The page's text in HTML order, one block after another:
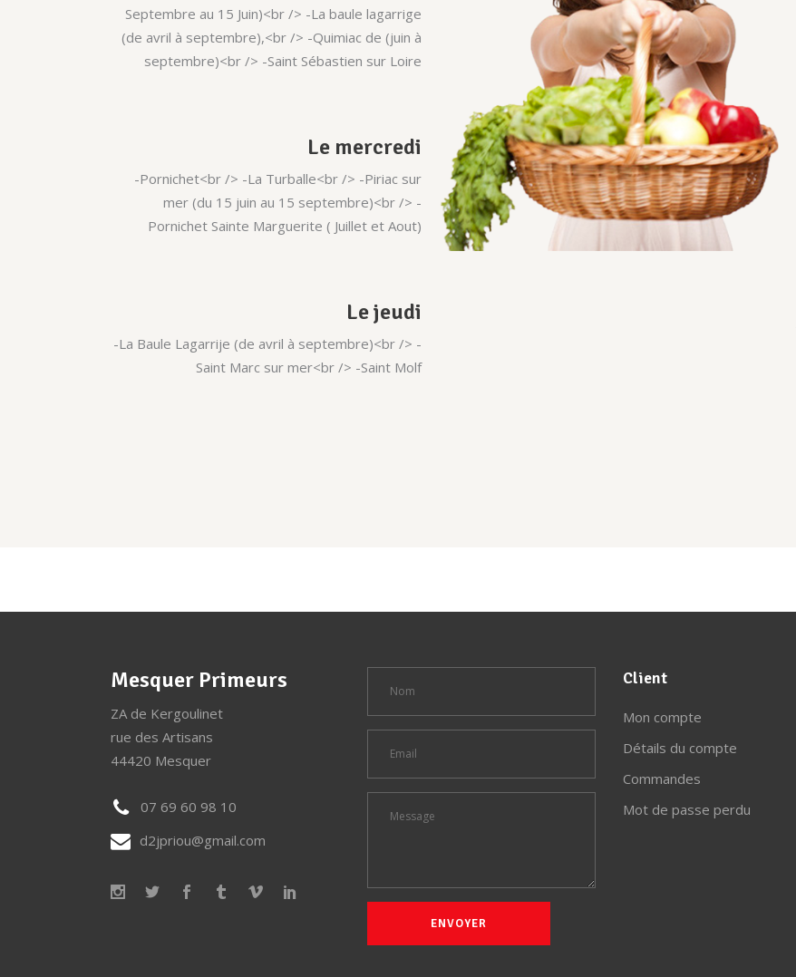
Septembre au 15 Juin)<br /> -La baule lagarrige
(de avril à septembre),<br /> -Quimiac de (juin à
septembre)<br /> -Saint Sébastien sur Loire
Le mercredi
-Pornichet<br /> -La Turballe<br /> -Piriac sur
mer (du 15 juin au 15 septembre)<br /> -
Pornichet Sainte Marguerite ( Juillet et Aout)
Le jeudi
-La Baule Lagarrije (de avril à septembre)<br /> -
Saint Marc sur mer<br /> -Saint Molf
Mesquer Primeurs
ZA de Kergoulinet
rue des Artisans
44420 Mesquer
07 69 60 98 10
d2jpriou@gmail.com
Client
Mon compte
Détails du compte
Commandes
Mot de passe perdu